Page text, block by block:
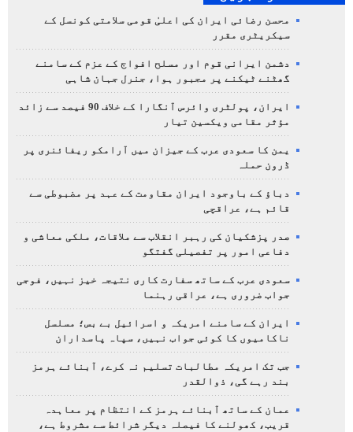
محسن رضائی ایران کی اعلیٰ قومی سلامتی کونسل کے
سیکریٹری مقرر
دشمن ایرانی قوم اور مسلح افواج کے عزم کے سامنے
گھٹنے ٹیکنے پر مجبور ہوا، جنرل جہان شاہی
ایران، پولٹری وائرس آنگارا کے خلاف 90 فیصد سے زائد
مؤثر مقامی ویکسین تیار
یمن کا سعودی عرب کے جیزان میں آرامکو ریفائنری پر
ڈرون حملہ
دباؤ کے باوجود ایران مقاومت کے عہد پر مضبوطی سے
قائم ہے، عراقچی
صدر پزشکیان کی رہبر انقلاب سے ملاقات، ملکی معاشی و
دفاعی امور پر تفصیلی گفتگو
سعودی عرب کے ساتھ سفارت کاری نتیجہ خیز نہیں، فوجی
جواب ضروری ہے، عراقی رہنما
ایران کے سامنے امریکہ و اسرائیل بے بس؛ مسلسل
ناکامیوں کا کوئی جواب نہیں، سپاہ پاسداران
جب تک امریکہ مطالبات تسلیم نہ کرے، آبنائے ہرمز
بند رہے گی، ذوالقدر
عمان کے ساتھ آبنائے ہرمز کے انتظام پر معاہدہ
قریب، کھولنے کا فیصلہ دیگر شرائط سے مشروط ہے،